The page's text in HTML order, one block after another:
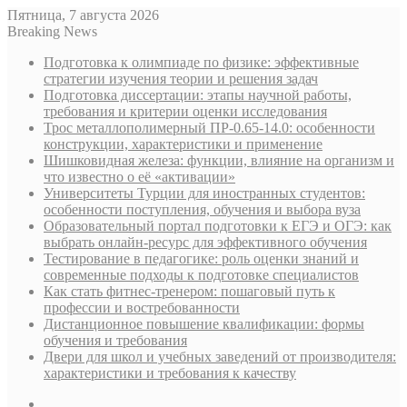
Пятница, 7 августа 2026
Breaking News
Подготовка к олимпиаде по физике: эффективные
стратегии изучения теории и решения задач
Подготовка диссертации: этапы научной работы,
требования и критерии оценки исследования
Трос металлополимерный ПР-0.65-14.0: особенности
конструкции, характеристики и применение
Шишковидная железа: функции, влияние на организм и
что известно о её «активации»
Университеты Турции для иностранных студентов:
особенности поступления, обучения и выбора вуза
Образовательный портал подготовки к ЕГЭ и ОГЭ: как
выбрать онлайн-ресурс для эффективного обучения
Тестирование в педагогике: роль оценки знаний и
современные подходы к подготовке специалистов
Как стать фитнес-тренером: пошаговый путь к
профессии и востребованности
Дистанционное повышение квалификации: формы
обучения и требования
Двери для школ и учебных заведений от производителя:
характеристики и требования к качеству